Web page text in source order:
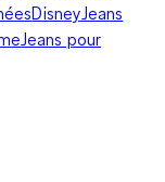
DisneyJeans
Jeans pour